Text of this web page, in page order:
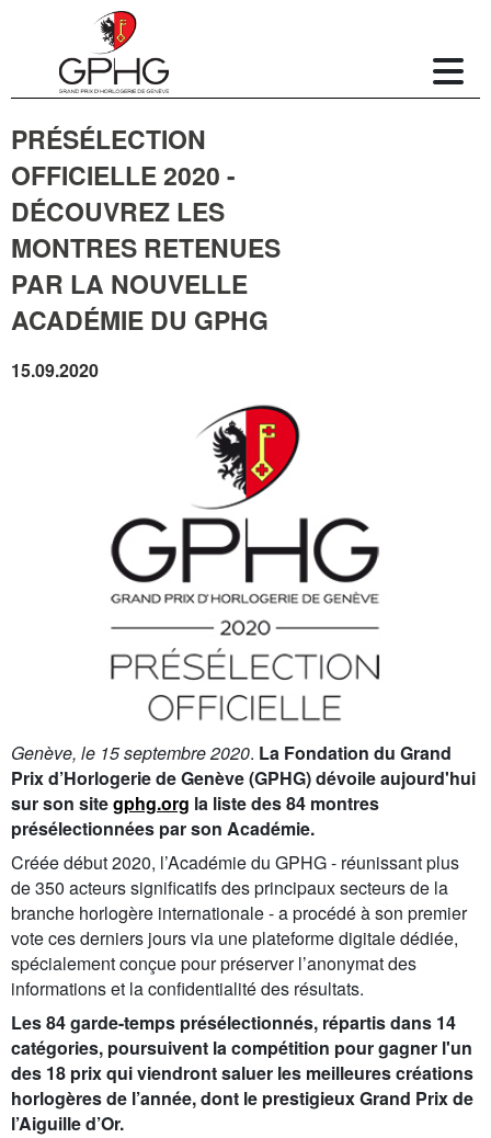
PRÉSÉLECTION
OFFICIELLE 2020 -
DÉCOUVREZ LES
MONTRES RETENUES
PAR LA NOUVELLE
ACADÉMIE DU GPHG
15.09.2020
Genève, le 15 septembre 2020. La Fondation du Grand
Prix d’Horlogerie de Genève (GPHG) dévoile aujourd'hui
sur son sitegphg.org la liste des 84 montres
présélectionnées par son Académie.
Créée début 2020, l’Académie du GPHG - réunissant plus
de 350 acteurs significatifs des principaux secteurs de la
branche horlogère internationale - a procédé à son premier
vote ces derniers jours via une plateforme digitale dédiée,
spécialement conçue pour préserver l’anonymat des
informations et la confidentialité des résultats.
Les 84 garde-temps présélectionnés, répartis dans 14
catégories, poursuivent la compétition pour gagner l'un
des 18 prix qui viendront saluer les meilleures créations
horlogères de l’année, dont le prestigieux Grand Prix de
l’Aiguille d’Or.